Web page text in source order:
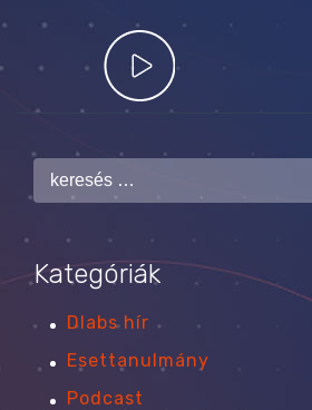
Kategóriák
Dlabs hír
Esettanulmány
Podcast